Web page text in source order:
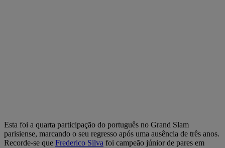
Esta foi a quarta participação do português no Grand Slam
parisiense, marcando o seu regresso após uma ausência de três anos.
Recorde-se que Frederico Silva foi campeão júnior de pares em